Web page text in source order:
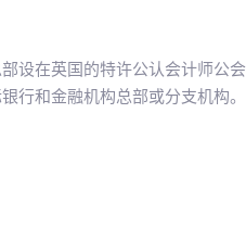
设在英国的特许公认会计师公会
行和金融机构总部或分支机构。